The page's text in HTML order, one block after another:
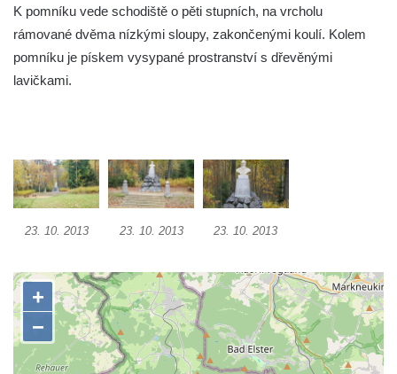
Socha Kozorožec horský v ZOO Hluboká
Socha Včela v ZOO Hluboká
Socha Housenka v ZOO Hluboká
Socha Vážka v ZOO Hluboká
Socha Volavka v ZOO Hluboká
Flamingo trůn v ZOO Hluboká
Lysá nad Labem, barokní město Šporkovo
Socha Opičákovník v ZOO Hluboká
Socha Roháč v ZOO Hluboká
Socha Mystik v ZOO Hluboká
K pomníku vede schodiště o pěti stupních, na vrcholu
rámované dvěma nízkými sloupy, zakončenými koulí. Kolem
pomníku je pískem vysypané prostranství s dřevěnými
lavičkami.
23. 10. 2013 23. 10. 2013 23. 10. 2013